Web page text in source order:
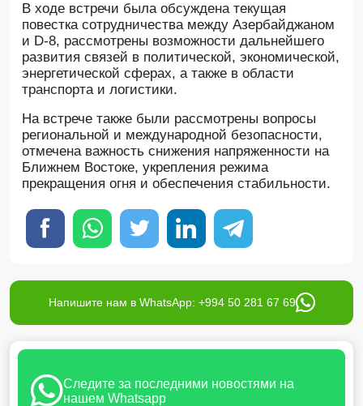
В ходе встречи была обсуждена текущая
повестка сотрудничества между Азербайджаном
и D-8, рассмотрены возможности дальнейшего
развития связей в политической, экономической,
энергетической сферах, а также в области
транспорта и логистики.
На встрече также были рассмотрены вопросы
региональной и международной безопасности,
отмечена важность снижения напряженности на
Ближнем Востоке, укрепления режима
прекращения огня и обеспечения стабильности.
Напишите нам в WhatsApp: +994 50 281 67 69
Следите за последними новостями на
нашем Whatsapp